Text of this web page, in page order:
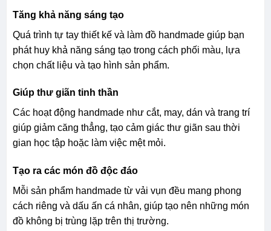
Tăng khả năng sáng tạo
Quá trình tự tay thiết kế và làm đồ handmade giúp bạn
phát huy khả năng sáng tạo trong cách phối màu, lựa
chọn chất liệu và tạo hình sản phẩm.
Giúp thư giãn tinh thần
Các hoạt động handmade như cắt, may, dán và trang trí
giúp giảm căng thẳng, tạo cảm giác thư giãn sau thời
gian học tập hoặc làm việc mệt mỏi.
Tạo ra các món đồ độc đáo
Mỗi sản phẩm handmade từ vải vụn đều mang phong
cách riêng và dấu ấn cá nhân, giúp tạo nên những món
đồ không bị trùng lặp trên thị trường.